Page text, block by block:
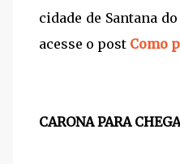
cidade de Santana
acesse o post Como
CARONA PARA